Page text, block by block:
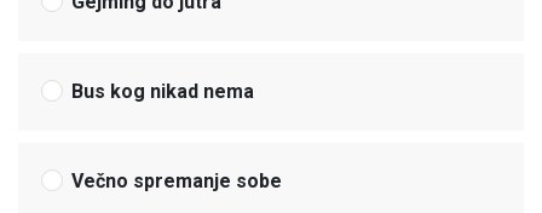
Bus kog nikad nema
Večno spremanje sobe